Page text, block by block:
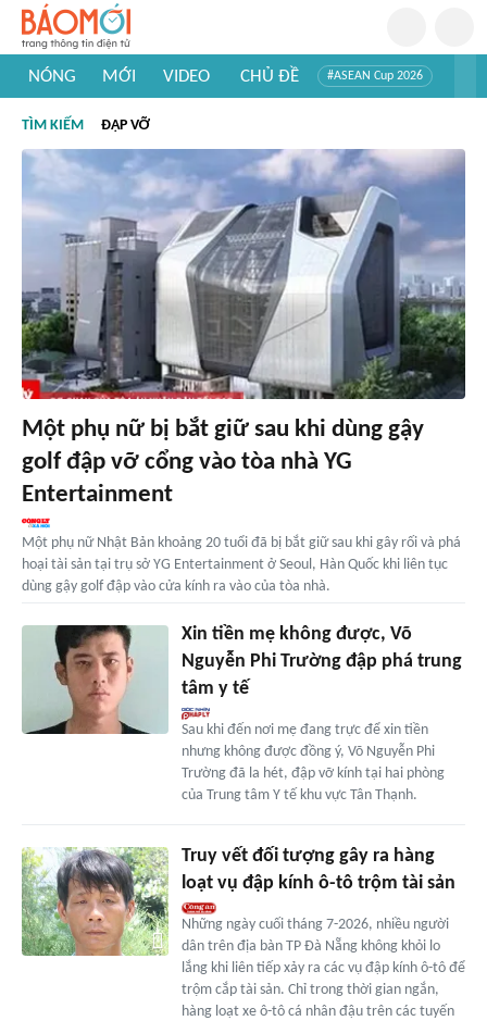
NÓNG MỚI VIDEO CHỦ ĐỀ #ASEAN Cup 2026
#Khám phá Việt Nam
TÌM KIẾM ĐẬP VỠ
Một phụ nữ bị bắt giữ sau khi dùng gậy
golf đập vỡ cổng vào tòa nhà YG
Entertainment
Một phụ nữ Nhật Bản khoảng 20 tuổi đã bị bắt giữ sau khi gây rối và phá
hoại tài sản tại trụ sở YG Entertainment ở Seoul, Hàn Quốc khi liên tục
dùng gậy golf đập vào cửa kính ra vào của tòa nhà.
Xin tiền mẹ không được, Võ
Nguyễn Phi Trường đập phá trung
tâm y tế
Sau khi đến nơi mẹ đang trực để xin tiền
nhưng không được đồng ý, Võ Nguyễn Phi
Trường đã la hét, đập vỡ kính tại hai phòng
của Trung tâm Y tế khu vực Tân Thạnh.
Truy vết đối tượng gây ra hàng
loạt vụ đập kính ô-tô trộm tài sản
Những ngày cuối tháng 7-2026, nhiều người
dân trên địa bàn TP Đà Nẵng không khỏi lo
lắng khi liên tiếp xảy ra các vụ đập kính ô-tô để
trộm cắp tài sản. Chỉ trong thời gian ngắn,
hàng loạt xe ô-tô cá nhân đậu trên các tuyến